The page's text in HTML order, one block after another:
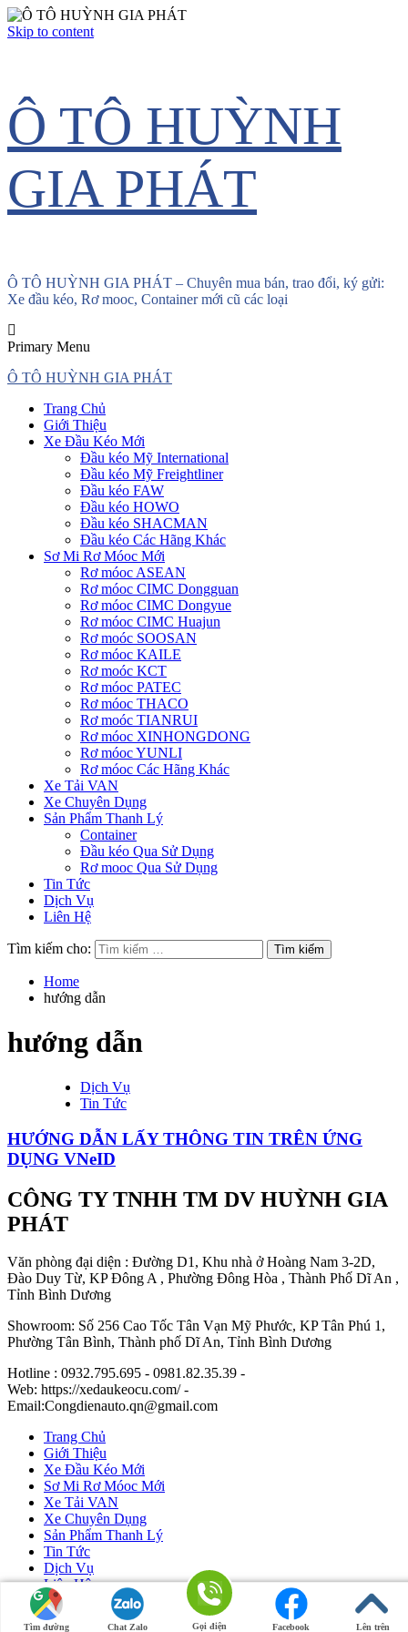
Skip to content
Ô TÔ HUỲNH
GIA PHÁT
Ô TÔ HUỲNH GIA PHÁT – Chuyên mua bán, trao đổi, ký gửi:
Xe đầu kéo, Rơ mooc, Container mới cũ các loại
Primary Menu
Ô TÔ HUỲNH GIA PHÁT
Trang Chủ
Giới Thiệu
Xe Đầu Kéo Mới
Đầu kéo Mỹ International
Đầu kéo Mỹ Freightliner
Đầu kéo FAW
Đầu kéo HOWO
Đầu kéo SHACMAN
Đầu kéo Các Hãng Khác
Sơ Mi Rơ Móoc Mới
Rơ móoc ASEAN
Rơ móoc CIMC Dongguan
Rơ móoc CIMC Dongyue
Rơ móoc CIMC Huajun
Rơ moóc SOOSAN
Rơ móoc KAILE
Rơ moóc KCT
Rơ móoc PATEC
Rơ móoc THACO
Rơ moóc TIANRUI
Rơ móoc XINHONGDONG
Rơ móoc YUNLI
Rơ móoc Các Hãng Khác
Xe Tải VAN
Xe Chuyên Dụng
Sản Phẩm Thanh Lý
Container
Đầu kéo Qua Sử Dụng
Rơ mooc Qua Sử Dụng
Tin Tức
Dịch Vụ
Liên Hệ
Tìm kiếm cho:
Home
hướng dẫn
hướng dẫn
Dịch Vụ
Tin Tức
HƯỚNG DẪN LẤY THÔNG TIN TRÊN ỨNG
DỤNG VNeID
CÔNG TY TNHH TM DV HUỲNH GIA
PHÁT
Văn phòng đại diện : Đường D1, Khu nhà ở Hoàng Nam 3-2D,
Đào Duy Từ, KP Đông A , Phường Đông Hòa , Thành Phố Dĩ An ,
Tỉnh Bình Dương
Showroom: Số 256 Cao Tốc Tân Vạn Mỹ Phước, KP Tân Phú 1,
Phường Tân Bình, Thành phố Dĩ An, Tỉnh Bình Dương
Hotline : 0932.795.695 - 0981.82.35.39 -
Web: https://xedaukeocu.com/ -
Email:Congdienauto.qn@gmail.com
Tìm đường Chat Zalo Gọi điện Facebook Lên trên
Trang Chủ
Giới Thiệu
Xe Đầu Kéo Mới
Sơ Mi Rơ Móoc Mới
Xe Tải VAN
Xe Chuyên Dụng
Sản Phẩm Thanh Lý
Tin Tức
Dịch Vụ
Liên Hệ
Ô Tô Huỳnh Gia Phát| Xe Đầu Kéo Mỹ by Huỳnh Gia Phát.